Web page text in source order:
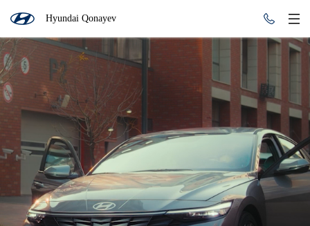
Hyundai Qonayev